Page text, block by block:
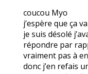
coucou Myo
j’espère que ça
je suis désolé
répondre par
vraiment pas à
donc j’en refais